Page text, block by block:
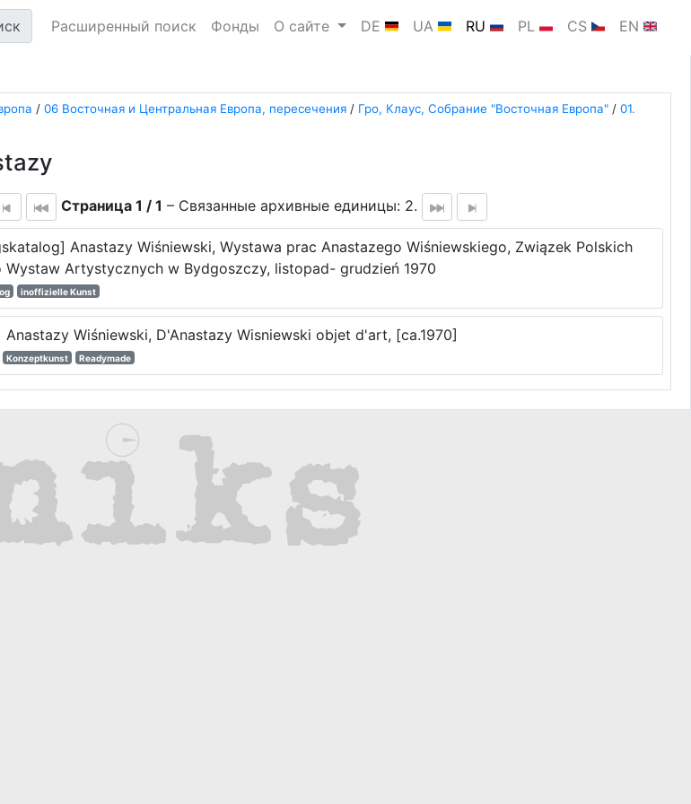
Расширенный поиск Фонды О сайте DE UA RU PL CS EN
/ 06 Восточная и Центральная Европа, пересечения/ Гро, Клаус, Собрание "Восточная Европа"/ 01.
Страница 1 / 1 – Связанные архивные единицы: 2.
Anastazy Wiśniewski, Wystawa prac Anastazego Wiśniewskiego, Związek Polskich
Artystycznych w Bydgoszczy, listopad- grudzień 1970
inoffizielle Kunst
Wiśniewski, D'Anastazy Wisniewski objet d'art, [ca.1970]
Konzeptkunst Readymade